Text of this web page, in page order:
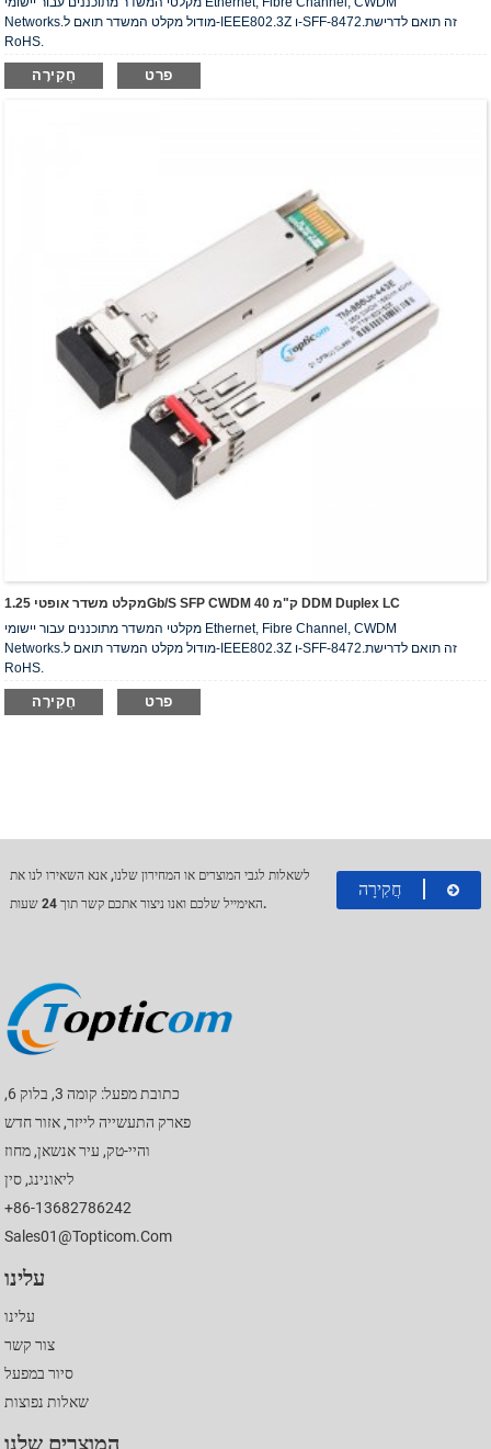
Networks.מודול מקלט המשדר תואם ל-IEEE802.3Z ו-SFF-8472.זה תואם לדרישת
RoHS.
חֲקִירָה פרט
מקלט משדר אופטי 1.25Gb/s SFP CWDM 40 ק"מ DDM Duplex LC
מקלטי המשדר מתוכננים עבור יישומי Ethernet, Fibre Channel, CWDM
Networks.מודול מקלט המשדר תואם ל-IEEE802.3Z ו-SFF-8472.זה תואם לדרישת
RoHS.
חֲקִירָה פרט
לשאלות לגבי המוצרים או המחירון שלנו, אנא השאירו לנו את
האימייל שלכם ואנו ניצור אתכם קשר תוך 24 שעות.
חֲקִירָה
כתובת מפעל: קומה 3, בלוק 6,
פארק התעשייה לייזר, אזור חדש
והיי-טק, עיר אנשאן, מחוז
ליאונינג, סין
+86-13682786242
Sales01@topticom.com
עלינו
עלינו
צור קשר
סיור במפעל
שאלות נפוצות
המוצרים שלנו